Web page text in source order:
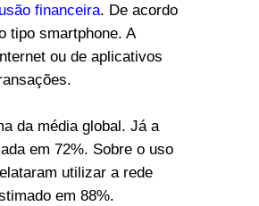
financeira. De acordo
tipo smartphone. A
ou de aplicativos
da média global. Já a
em 72%. Sobre o uso
utilizar a rede
em 88%.